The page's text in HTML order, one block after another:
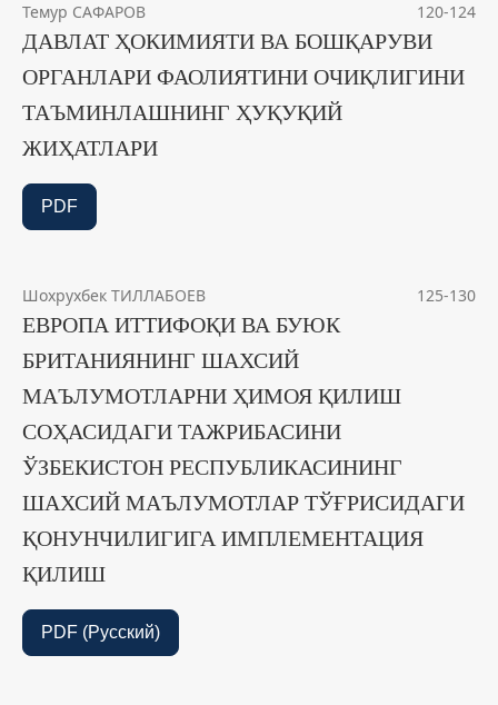
Темур САФАРОВ 120-124
ДАВЛАТ ҲОКИМИЯТИ ВА БОШҚАРУВИ
ОРГАНЛАРИ ФАОЛИЯТИНИ ОЧИҚЛИГИНИ
ТАЪМИНЛАШНИНГ ҲУҚУҚИЙ
ЖИҲАТЛАРИ
PDF
Шохрухбек ТИЛЛАБОЕВ 125-130
ЕВРОПА ИТТИФОҚИ ВА БУЮК
БРИТАНИЯНИНГ ШАХСИЙ
МАЪЛУМОТЛАРНИ ҲИМОЯ ҚИЛИШ
СОҲАСИДАГИ ТАЖРИБАСИНИ
ЎЗБЕКИСТОН РЕСПУБЛИКАСИНИНГ
ШАХСИЙ МАЪЛУМОТЛАР ТЎҒРИСИДАГИ
ҚОНУНЧИЛИГИГА ИМПЛЕМЕНТАЦИЯ
ҚИЛИШ
PDF (Русский)